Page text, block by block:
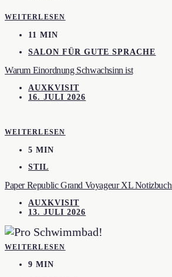
WEITERLESEN
11 MIN
SALON FÜR GUTE SPRACHE
Warum Einordnung Schwachsinn ist
AUXKVISIT
16. JULI 2026
WEITERLESEN
5 MIN
STIL
Paper Republic Grand Voyageur XL
AUXKVISIT
13. JULI 2026
WEITERLESEN
9 MIN